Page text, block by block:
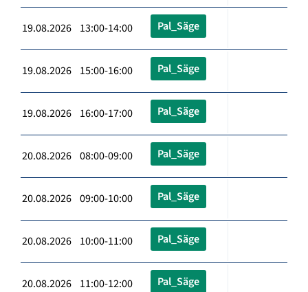
19.08.2026 13:00-14:00 Pal_Säge
19.08.2026 15:00-16:00 Pal_Säge
19.08.2026 16:00-17:00 Pal_Säge
20.08.2026 08:00-09:00 Pal_Säge
20.08.2026 09:00-10:00 Pal_Säge
20.08.2026 10:00-11:00 Pal_Säge
20.08.2026 11:00-12:00 Pal_Säge